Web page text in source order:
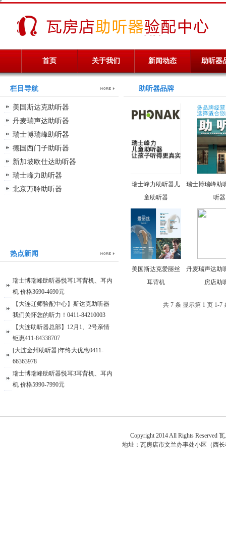
首页 关于我们 新闻动态 助听器
栏目导航
美国斯达克助听器
丹麦瑞声达助听器
瑞士博瑞峰助听器
德国西门子助听器
新加坡欧仕达助听器
瑞士峰力助听器
北京万聆助听器
热点新闻
瑞士博瑞峰助听器悦耳1耳背机、耳内
机 价格3690-4690元
【大连辽师验配中心】斯达克助听器
我们关怀您的听力！0411-84210003
【大连助听器总部】12月1、2号亲情
钜惠411-84338707
[大连金州助听器]年终大优惠0411-
66363978
瑞士博瑞峰助听器悦耳3耳背机、耳内
机 价格5990-7990元
助听器品牌
瑞士峰力助听器儿
童助听器
瑞士博瑞峰助
听
美国斯达克爱丽丝
耳背机
丹麦瑞声达助
房店助
共 7 条 显示第 1 页 1-7
Copyright 2014 All Rights Reserved
地址： 瓦房店市文兰办事处小区（西